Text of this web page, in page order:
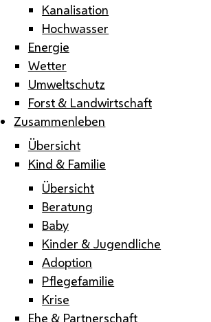
Kanalisation
Hochwasser
Energie
Wetter
Umweltschutz
Forst & Landwirtschaft
Zusammenleben
Übersicht
Kind & Familie
Übersicht
Beratung
Baby
Kinder & Jugendliche
Adoption
Pflegefamilie
Krise
Ehe & Partnerschaft